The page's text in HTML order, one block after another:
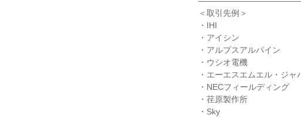
＜取引先例＞
・IHI
・アイシン
・アルプスアルパイン
・ウシオ電機
・エーエスエムエル・ジャ
・NECフィールディング
・荏原製作所
・Sky